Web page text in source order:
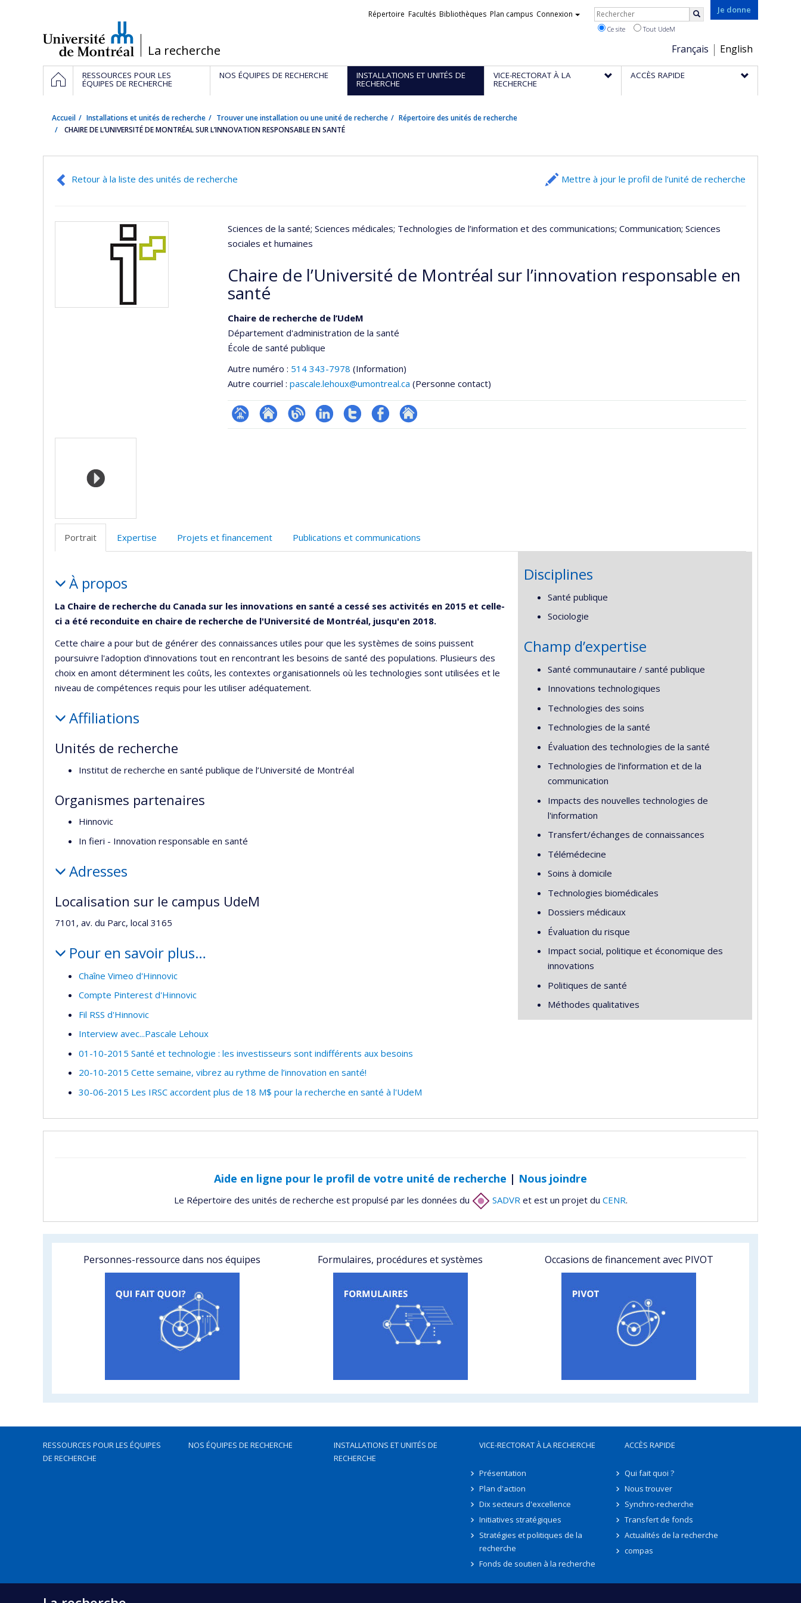
/La recherche
Je donne
Choix
de
la
Français English
Liens
Répertoire Facultés Bibliothèques Plan campus Connexion Rechercher
Ce site Tout UdeM
Navigation
principale
ACCUEILRESSOURCES POUR LES
ÉQUIPES DE RECHERCHE
NOS ÉQUIPES DE RECHERCHE INSTALLATIONS ET UNITÉS DE
RECHERCHE
VICE-RECTORAT À LA
RECHERCHE
ACCÈS RAPIDE
Accueil Installations et unités de recherche Trouver une installation ou une unité de recherche
Répertoire des unités de recherche
CHAIRE DE L’UNIVERSITÉ DE MONTRÉAL SUR L’INNOVATION RESPONSABLE EN SANTÉ
Retour à la liste des unités de recherche Mettre à jour le profil de l’unité de recherche
Sciences de la santé; Sciences médicales; Technologies de l’information et des communications; Communication; Sciences
sociales et humaines
Chaire de l’Université de Montréal sur l’innovation responsable en
santé
Chaire de recherche de l’UdeM
Département d'administration de la santé
École de santé publique
Autre numéro : 514 343-7978 (Information)
Autre courriel : pascale.lehoux@umontreal.ca (Personne contact)
Page Site
BlogueLinkedInCompteProfil Autre
Médias
Portrait Expertise Projets et financement Publications et communications
Portrait
À propos
La Chaire de recherche du Canada sur les innovations en santé a cessé ses activités en 2015 et celle-
ci a été reconduite en chaire de recherche de l'Université de Montréal, jusqu'en 2018.
Cette chaire a pour but de générer des connaissances utiles pour que les systèmes de soins puissent
poursuivre l'adoption d'innovations tout en rencontrant les besoins de santé des populations. Plusieurs des
choix en amont déterminent les coûts, les contextes organisationnels où les technologies sont utilisées et le
niveau de compétences requis pour les utiliser adéquatement.
Affiliations
Unités de recherche
Institut de recherche en santé publique de l’Université de Montréal
Organismes partenaires
Hinnovic
In fieri - Innovation responsable en santé
Adresses
Localisation sur le campus UdeM
7101, av. du Parc, local 3165
Pour en savoir plus…
Chaîne Vimeo d'Hinnovic
Compte Pinterest d'Hinnovic
Fil RSS d'Hinnovic
Interview avec...Pascale Lehoux
01-10-2015 Santé et technologie : les investisseurs sont indifférents aux besoins
20-10-2015 Cette semaine, vibrez au rythme de l’innovation en santé!
30-06-2015 Les IRSC accordent plus de 18 M$ pour la recherche en santé à l'UdeM
Disciplines
Santé publique
Sociologie
Champ d’expertise
Santé communautaire / santé publique
Innovations technologiques
Technologies des soins
Technologies de la santé
Évaluation des technologies de la santé
Technologies de l'information et de la
communication
Impacts des nouvelles technologies de
l'information
Transfert/échanges de connaissances
Télémédecine
Soins à domicile
Technologies biomédicales
Dossiers médicaux
Évaluation du risque
Impact social, politique et économique des
innovations
Politiques de santé
Méthodes qualitatives
Aide en ligne pour le profil de votre unité de recherche | Nous joindre
Le Répertoire des unités de recherche est propulsé par les données du SADVRet est un projet du CENR.
Personnes-ressource dans nos équipes Formulaires, procédures et systèmes Occasions de financement avec PIVOT
RESSOURCES POUR LES ÉQUIPES
DE RECHERCHE
NOS ÉQUIPES DE RECHERCHE
INSTALLATIONS ET UNITÉS DE
RECHERCHE
VICE-RECTORAT À LA RECHERCHE
Présentation
Plan d'action
Dix secteurs d'excellence
Initiatives stratégiques
Stratégies et politiques de la
recherche
Fonds de soutien à la recherche
ACCÈS RAPIDE
Qui fait quoi ?
Nous trouver
Synchro-recherche
Transfert de fonds
Actualités de la recherche
compas